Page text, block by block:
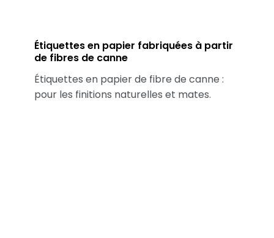
Étiquettes en papier fabriquées à partir
de fibres de canne
Étiquettes en papier de fibre de canne :
pour les finitions naturelles et mates.